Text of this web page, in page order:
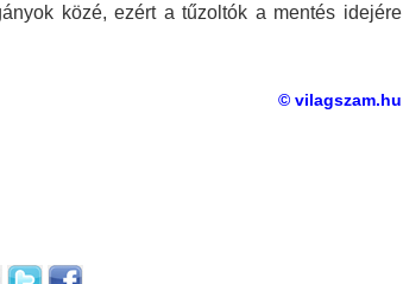
közé, ezért a tűzoltók a mentés idejére
© vilagszam.hu